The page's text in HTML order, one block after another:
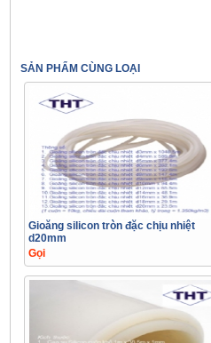
SẢN PHẨM CÙNG LOẠI
Gioăng silicon tròn đặc chịu nhiệt
d20mm
Gọi